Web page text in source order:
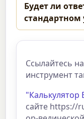
Будет ли
Ссылайтесь
инструмент
"Калькулятор
сайте https://